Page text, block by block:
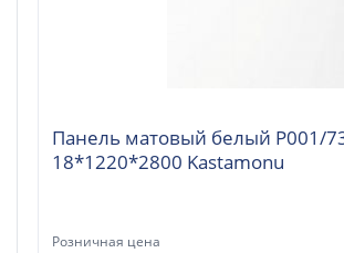
Панель матовый белый Р001/734
18*1220*2800 Kastamonu
Розничная цена